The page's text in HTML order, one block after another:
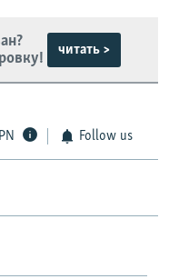
читать >
Follow us